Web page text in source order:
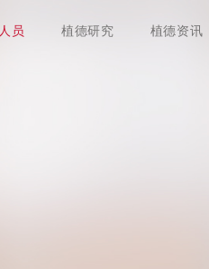
员 植德研究 植德资讯